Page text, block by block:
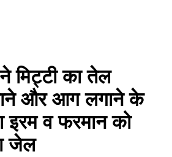
मिट्टी का तेल
और आग लगाने के
इरम व फरमान को
जेल